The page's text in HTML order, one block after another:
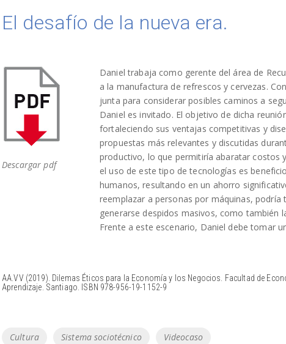
El desafío de la nueva era.
Descargar pdf
Daniel trabaja como gerente del área de
a la manufactura de refrescos y cervezas.
junta para considerar posibles caminos a
Daniel es invitado. El objetivo de dicha
fortaleciendo sus ventajas competitivas y
propuestas más relevantes y discutidas
productivo, lo que permitiría abaratar costos
el uso de este tipo de tecnologías es
humanos, resultando en un ahorro
reemplazar a personas por máquinas,
generarse despidos masivos, como también
Frente a este escenario, Daniel debe tomar
AA.VV (2019). Dilemas Éticos para la Economía y los Negocios. Facultad de
Aprendizaje. Santiago. ISBN 978-956-19-1152-9
Tags
Cultura Sistema sociotécnico Videocaso